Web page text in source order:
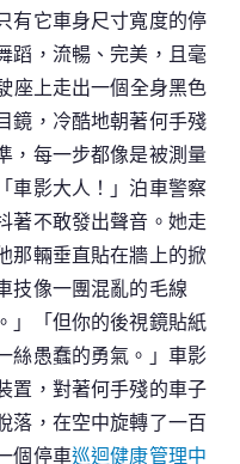
有它車身尺寸寬度的停
蹈，流暢、完美，且毫
座上走出一個全身黑色
鏡，冷酷地朝著何手殘
，每一步都像是被測量
車影大人！」泊車警察
著不敢發出聲音。她走
那輛垂直貼在牆上的掀
技像一團混亂的毛線
」「但你的後視鏡貼紙
愚蠢的勇氣。」車影
置，對著何手殘的車子
落，在空中旋轉了一百
個停車巡迴健康管理中